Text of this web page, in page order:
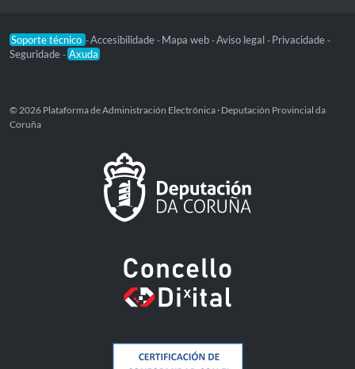
Soporte técnico -Accesibilidade - Mapa web -Aviso legal - Privacidade -
Seguridade - Axuda
© 2026 Plataforma de Administración Electrónica · Deputación Provincial da
Coruña